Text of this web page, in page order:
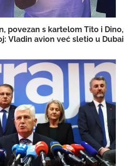
povezan s kartelom Tito i Dino,
Vladin avion već sletio u Dubai